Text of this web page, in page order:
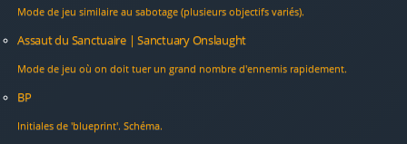
Mode de jeu similaire au sabotage (plusieurs objectifs variés).
Assaut du Sanctuaire | Sanctuary Onslaught
Mode de jeu où on doit tuer un grand nombre d'ennemis rapidement.
BP
Initiales de 'blueprint'. Schéma.